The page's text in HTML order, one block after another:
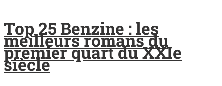
Top 25 Benzine : les
meilleurs romans du
premier quart du XXIe
siècle